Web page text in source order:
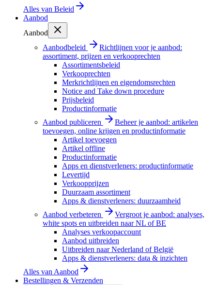
Alles van Beleid
Aanbod
Aanbod
Aanbodbeleid
Richtlijnen voor je aanbod:
assortiment, prijzen en verkooprechten
Assortimentsbeleid
Verkooprechten
Merkrichtlijnen en eigendomsrechten
Notice and Take down procedure
Prijsbeleid
Productinformatie
Aanbod publiceren
Beheer je aanbod: artikelen
toevoegen, online krijgen en productinformatie
Artikel toevoegen
Artikel offline
Productinformatie
Apps en dienstverleners: productinformatie
Levertijd
Verkoopprijzen
Duurzaam assortiment
Apps & dienstverleners: duurzaamheid
Aanbod verbeteren
Vergroot je aanbod: analyses,
white spots en uitbreiden naar NL of BE
Analyses verkoopaccount
Aanbod uitbreiden
Uitbreiden naar Nederland of België
Apps & dienstverleners: data & inzichten
Alles van Aanbod
Bestellingen & Verzenden